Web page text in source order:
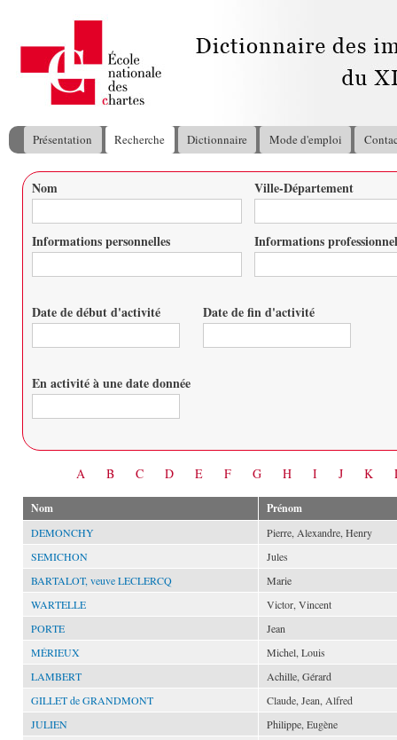
Menu principal
Présentation Recherche Dictionnaire Mode d'emploi
Vous êtes ici
Nom Ville-Département
Informations personnelles Informations
Date de début d'activité Date de fin d'activité
En activité à une date donnée
A B C D E F G H I J K
Nom Prénom
DEMONCHY
Pierre, Alexandre, Henry
SEMICHON
Jules
BARTALOT, veuve LECLERCQ
Marie
WARTELLE
Victor, Vincent
PORTE
Jean
MÉRIEUX
Michel, Louis
LAMBERT
Achille, Gérard
GILLET de GRANDMONT
Claude, Jean, Alfred
JULIEN
Philippe, Eugène